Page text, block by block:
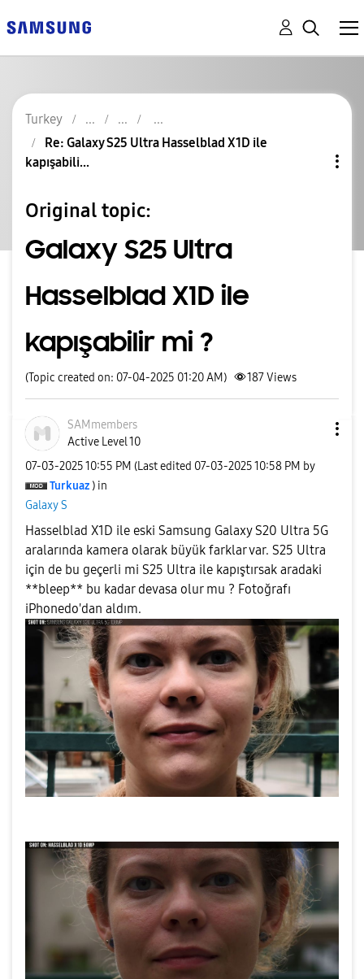
Turkey
Re: Galaxy S25 Ultra Hasselblad X1D ile
kapışabili...
Original topic:
Galaxy S25 Ultra
Hasselblad X1D ile
kapışabilir mi ?
(Topic created on: 07-04-2025 01:20 AM) 187Views
SAMmembers
Active Level 10
‎07-03-202510:55 PM (Last edited ‎07-03-202510:58 PM by
Turkuaz ) in
Galaxy S
Hasselblad X1D ile eski Samsung Galaxy S20 Ultra 5G
aralarında kamera olarak büyük farklar var. S25 Ultra
için de bu geçerli mi S25 Ultra ile kapıştırsak aradaki
**bleep** bu kadar devasa olur mu ? Fotoğrafı
iPhonedo'dan aldım.